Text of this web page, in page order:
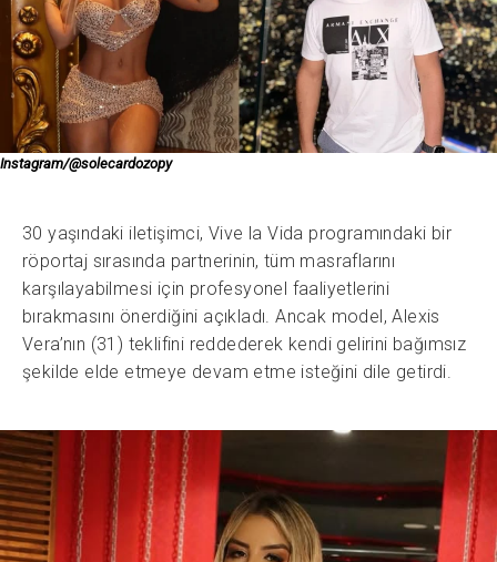
Instagram/@solecardozopy
30 yaşındaki iletişimci, Vive la Vida programındaki bir
röportaj sırasında partnerinin, tüm masraflarını
karşılayabilmesi için profesyonel faaliyetlerini
bırakmasını önerdiğini açıkladı. Ancak model, Alexis
Vera’nın (31) teklifini reddederek kendi gelirini bağımsız
şekilde elde etmeye devam etme isteğini dile getirdi.